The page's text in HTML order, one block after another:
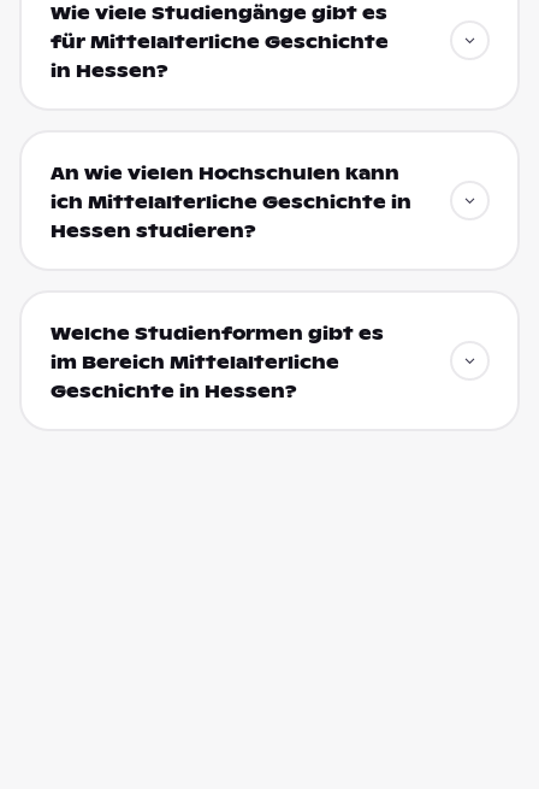
Wie viele Studiengänge gibt es
für Mittelalterliche Geschichte
in Hessen?
An wie vielen Hochschulen kann
ich Mittelalterliche Geschichte in
Hessen studieren?
Welche Studienformen gibt es
im Bereich Mittelalterliche
Geschichte in Hessen?